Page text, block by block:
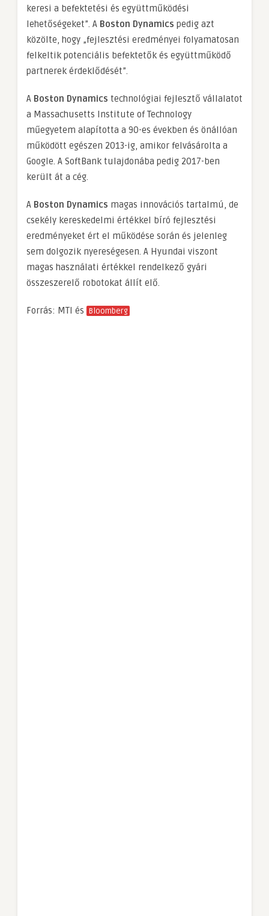
keresi a befektetési és együttműködési
lehetőségeket”. A Boston Dynamics pedig azt
közölte, hogy „fejlesztési eredményei folyamatosan
felkeltik potenciális befektetők és együttműködő
partnerek érdeklődését”.
A Boston Dynamics technológiai fejlesztő vállalatot
a Massachusetts Institute of Technology
műegyetem alapította a 90-es években és önállóan
működött egészen 2013-ig, amikor felvásárolta a
Google. A SoftBank tulajdonába pedig 2017-ben
került át a cég.
A Boston Dynamics magas innovációs tartalmú, de
csekély kereskedelmi értékkel bíró fejlesztési
eredményeket ért el működése során és jelenleg
sem dolgozik nyereségesen. A Hyundai viszont
magas használati értékkel rendelkező gyári
összeszerelő robotokat állít elő.
Forrás: MTI és Bloomberg